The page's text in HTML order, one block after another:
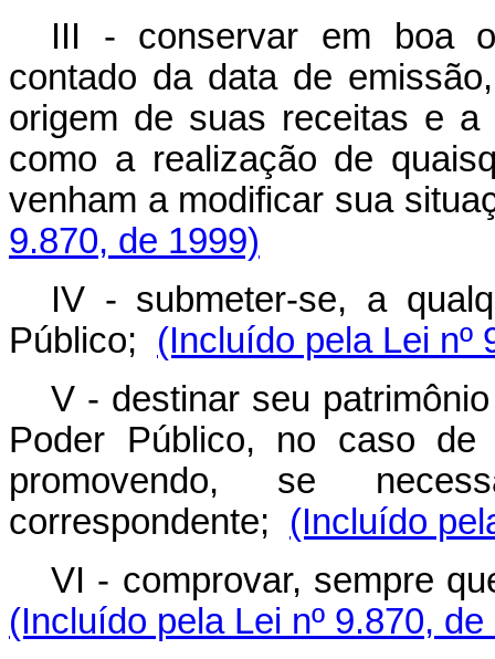
III - conservar em boa
contado da data de
origem de suas receitas e
como a realização de
venham a modificar sua
9.870, de 1999)
IV - submeter-se, a
Público; (Incluído pela Lei nº
V - destinar seu
Poder Público, no caso de
promovendo, se
correspondente; (Incluído
VI - comprovar, sempre
(Incluído pela Lei nº 9.870, de